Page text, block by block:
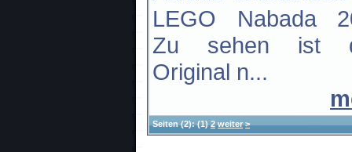
LEGO Nabada
Zu sehen ist
Original n...
Seiten(2):(1) 2 weiter >